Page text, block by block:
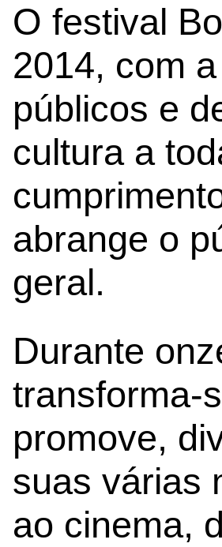
O festival
2014, com
públicos e
cultura a
abrange o
geral.
Durante
transforma-
promove,
suas várias
ao cinema,